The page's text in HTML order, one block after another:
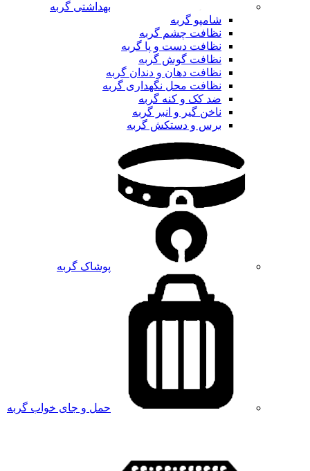
بهداشتی گربه
شامپو گربه
نظافت چشم گربه
نظافت دست و پا گربه
نظافت گوش گربه
نظافت دهان و دندان گربه
نظافت محل نگهداری گربه
ضد کک و کنه گربه
ناخن گیر و انبر گربه
برس و دستکش گربه
پوشاک گربه
حمل و جای خواب گربه